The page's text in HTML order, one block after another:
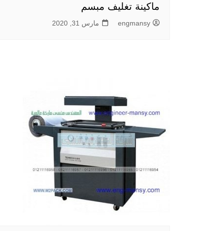
ماكينة تغليف مبسم
engmansy مارس 31, 2020